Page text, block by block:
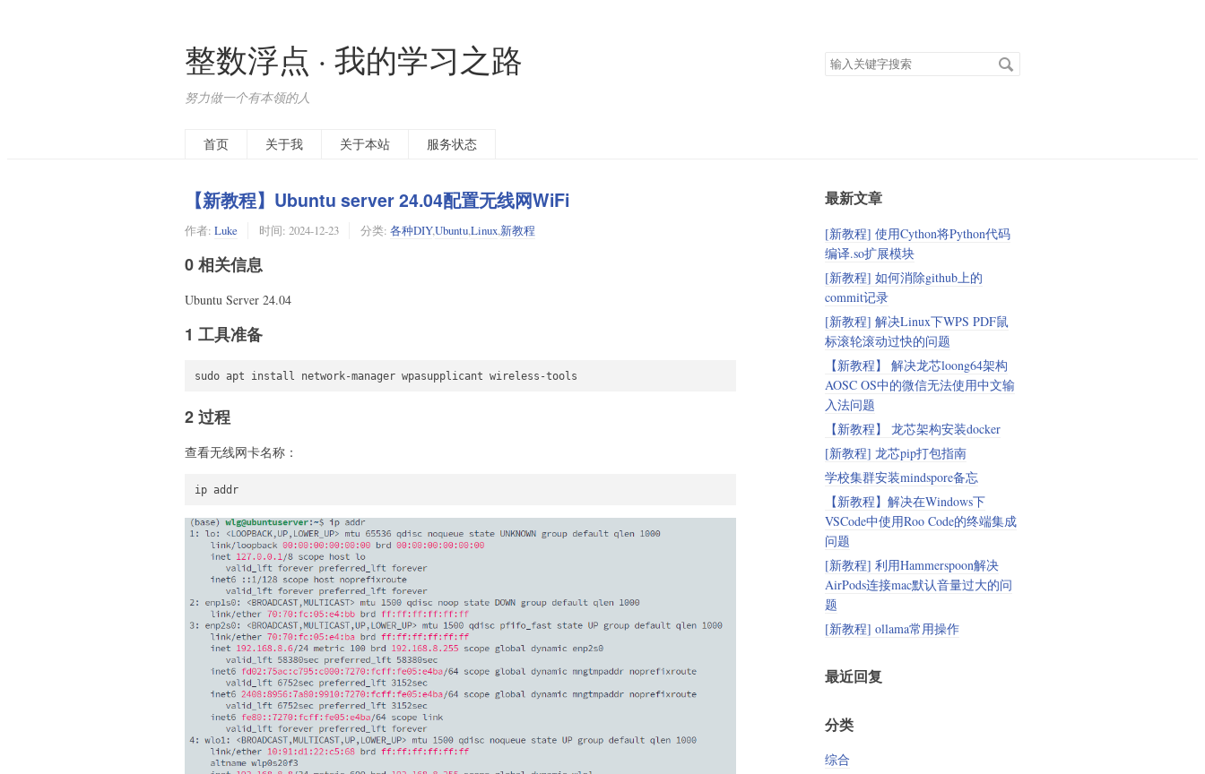
整数浮点 · 我的学习之路
努力做一个有本领的人
搜
首页 关于我 关于本站 服务状态
【新教程】Ubuntu server 24.04配置无线网WiFi
作者: Luke 时间: 2024-12-23 分类: 各种DIY,Ubuntu,Linux,新教程
0 相关信息
Ubuntu Server 24.04
1 工具准备
sudo apt install network-manager wpasupplicant wireless-tools
2 过程
查看无线网卡名称：
ip addr
最新文章
[新教程] 使用Cython将Python代码
编译.so扩展模块
[新教程] 如何消除github上的
commit记录
[新教程] 解决Linux下WPS PDF鼠
标滚轮滚动过快的问题
【新教程】 解决龙芯loong64架构
AOSC OS中的微信无法使用中文输
入法问题
【新教程】 龙芯架构安装docker
[新教程] 龙芯pip打包指南
学校集群安装mindspore备忘
【新教程】解决在Windows下
VSCode中使用Roo Code的终端集成
问题
[新教程] 利用Hammerspoon解决
AirPods连接mac默认音量过大的问
题
[新教程] ollama常用操作
最近回复
分类
综合